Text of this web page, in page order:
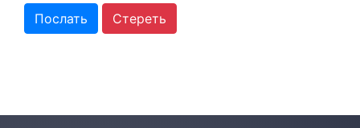
Послать Стереть